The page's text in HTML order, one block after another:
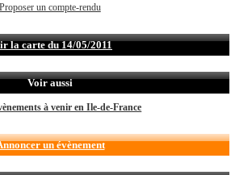
Proposer un compte-rendu
la carte du 14/05/2011
Voir aussi
à venir en Ile-de-France
un évènement